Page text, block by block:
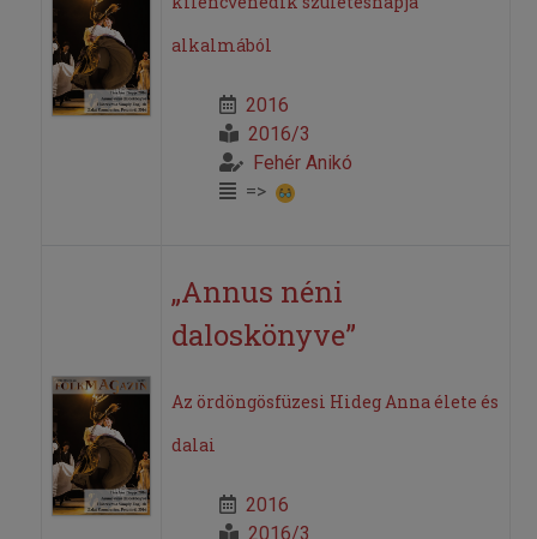
alkalmából
2016
2016/3
Fehér Anikó
=>
„Annus néni
daloskönyve”
Az ördöngösfüzesi Hideg Anna élete és
dalai
2016
2016/3